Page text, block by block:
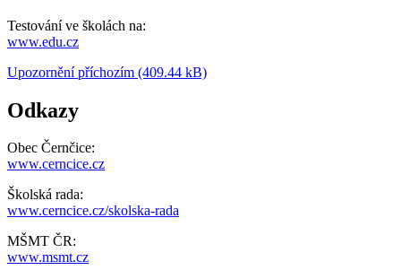
Testování ve školách na:
www.edu.cz
Upozornění příchozím (409.44 kB)
Odkazy
Obec Černčice:
www.cerncice.cz
Školská rada:
www.cerncice.cz/skolska-rada
MŠMT ČR:
www.msmt.cz